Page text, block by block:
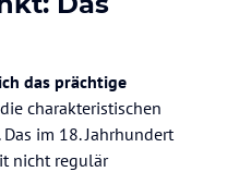
das prächtige
charakteristischen
im 18. Jahrhundert
nicht regulär